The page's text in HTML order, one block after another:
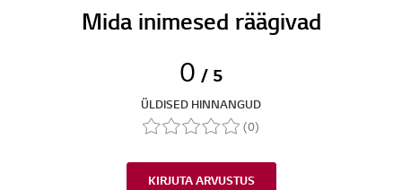
Mida inimesed räägivad
0 / 5
ÜLDISED HINNANGUD
(0)
KIRJUTA ARVUSTUS